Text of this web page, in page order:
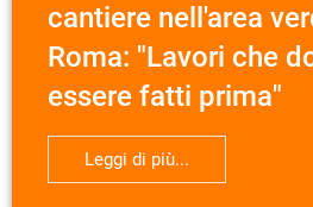
cantiere nell'area
Roma: "Lavori che
essere fatti prima"
Leggi di più...